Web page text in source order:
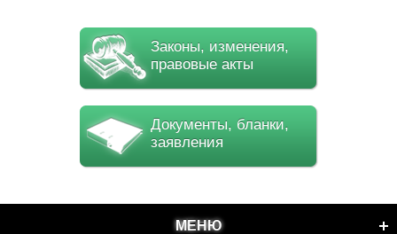
Законы, изменения,
правовые акты
Документы, бланки,
заявления
МЕНЮ